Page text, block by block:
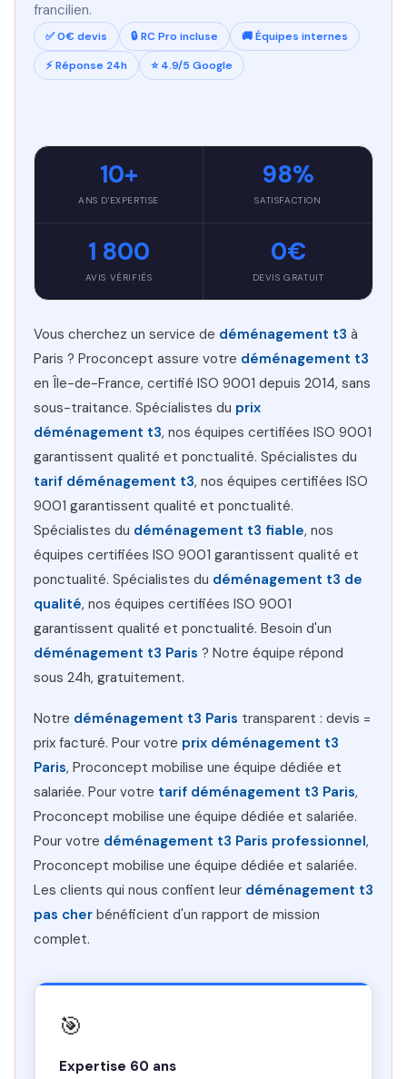
francilien.
✅ 0€ devis 🔒 RC Pro incluse
🚚 Équipes internes
⚡ Réponse 24h
⭐ 4.9/5 Google
10+
ANS D'EXPERTISE
98%
SATISFACTION
1 800
AVIS VÉRIFIÉS
0€
DEVIS GRATUIT
Vous cherchez un service de déménagement t3 à
Paris ? Proconcept assure votre déménagement t3
en Île-de-France, certifié ISO 9001 depuis 2014, sans
sous-traitance. Spécialistes du prix
déménagement t3, nos équipes certifiées ISO 9001
garantissent qualité et ponctualité. Spécialistes du
tarif déménagement t3, nos équipes certifiées ISO
9001 garantissent qualité et ponctualité.
Spécialistes du déménagement t3 fiable, nos
équipes certifiées ISO 9001 garantissent qualité et
ponctualité. Spécialistes du déménagement t3 de
qualité, nos équipes certifiées ISO 9001
garantissent qualité et ponctualité. Besoin d'un
déménagement t3 Paris ? Notre équipe répond
sous 24h, gratuitement.
Notre déménagement t3 Paris transparent : devis =
prix facturé. Pour votre prix déménagement t3
Paris, Proconcept mobilise une équipe dédiée et
salariée. Pour votre tarif déménagement t3 Paris,
Proconcept mobilise une équipe dédiée et salariée.
Pour votre déménagement t3 Paris professionnel,
Proconcept mobilise une équipe dédiée et salariée.
Les clients qui nous confient leur déménagement t3
pas cher bénéficient d'un rapport de mission
complet.
🎯
Expertise 60 ans